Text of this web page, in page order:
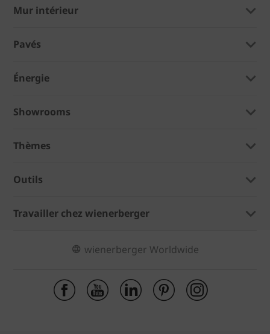
Mur intérieur
Pavés
Énergie
Showrooms
Thèmes
Outils
Travailler chez wienerberger
wienerberger Worldwide